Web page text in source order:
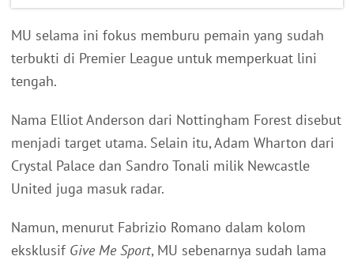
MU selama ini fokus memburu pemain yang sudah
terbukti di Premier League untuk memperkuat lini
tengah.
Nama Elliot Anderson dari Nottingham Forest disebut
menjadi target utama. Selain itu, Adam Wharton dari
Crystal Palace dan Sandro Tonali milik Newcastle
United juga masuk radar.
Namun, menurut Fabrizio Romano dalam kolom
eksklusif Give Me Sport, MU sebenarnya sudah lama